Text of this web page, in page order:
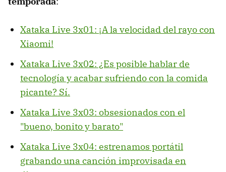
Xataka Live 3x01: ¡A la velocidad del rayo con
Xiaomi!
Xataka Live 3x02: ¿Es posible hablar de
tecnología y acabar sufriendo con la comida
picante? Sí.
Xataka Live 3x03: obsesionados con el
"bueno, bonito y barato"
Xataka Live 3x04: estrenamos portátil
grabando una canción improvisada en